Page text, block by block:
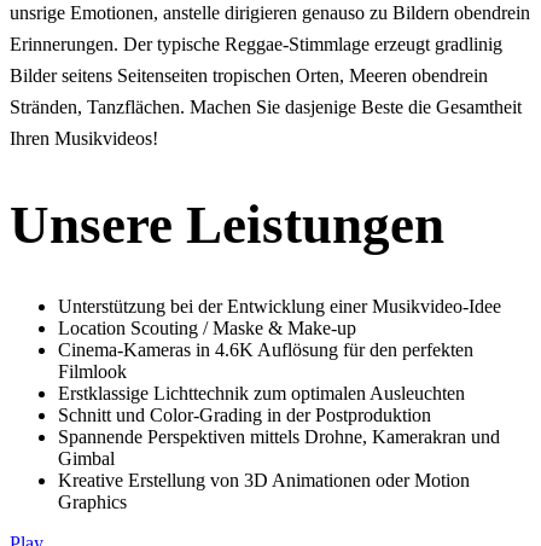
unsrige Emotionen, anstelle dirigieren genauso zu Bildern obendrein
Erinnerungen. Der typische Reggae-Stimmlage erzeugt gradlinig
Bilder seitens Seitenseiten tropischen Orten, Meeren obendrein
Stränden, Tanzflächen. Machen Sie dasjenige Beste die Gesamtheit
Ihren Musikvideos!
Unsere Leistungen
Unterstützung bei der Entwicklung einer Musikvideo-Idee
Location Scouting / Maske & Make-up
Cinema-Kameras in 4.6K Auflösung für den perfekten
Filmlook
Erstklassige Lichttechnik zum optimalen Ausleuchten
Schnitt und Color-Grading in der Postproduktion
Spannende Perspektiven mittels Drohne, Kamerakran und
Gimbal
Kreative Erstellung von 3D Animationen oder Motion
Graphics